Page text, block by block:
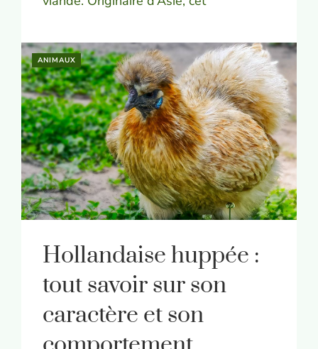
ANIMAUX
Hollandaise huppée :
tout savoir sur son
caractère et son